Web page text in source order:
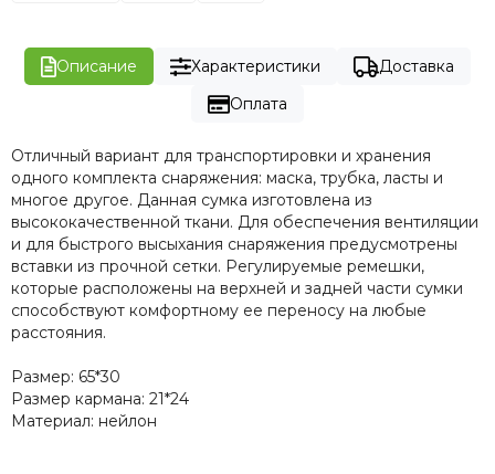
Описание Характеристики
Доставка
Оплата
Отличный вариант для транспортировки и хранения
одного комплекта снаряжения: маска, трубка, ласты и
многое другое. Данная сумка изготовлена из
высококачественной ткани. Для обеспечения вентиляции
и для быстрого высыхания снаряжения предусмотрены
вставки из прочной сетки. Регулируемые ремешки,
которые расположены на верхней и задней части сумки
способствуют комфортному ее переносу на любые
расстояния.
Размер: 65*30
Размер кармана: 21*24
Материал: нейлон